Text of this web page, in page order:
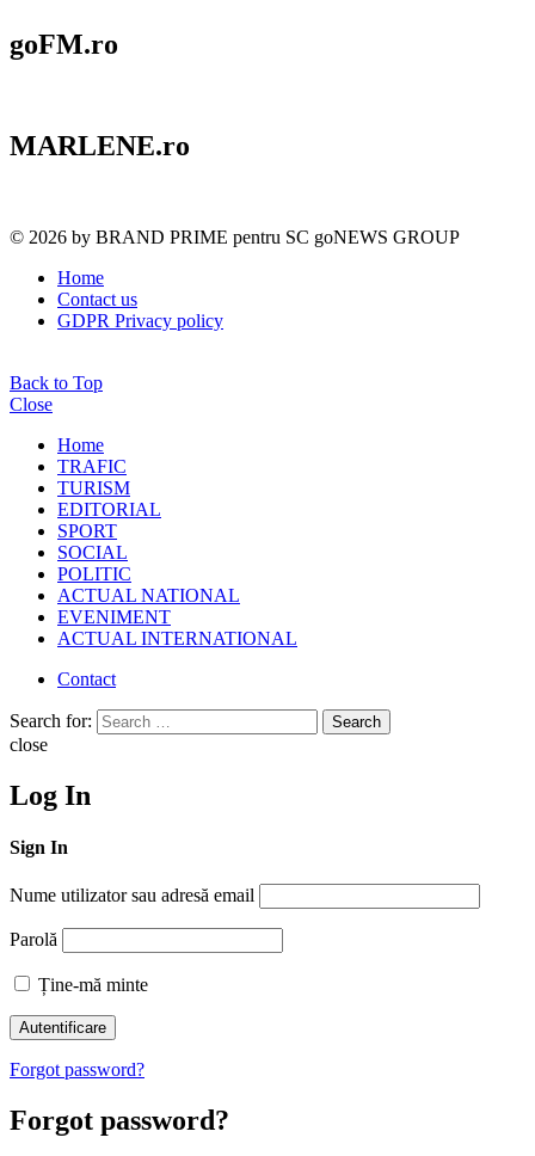
goFM.ro
MARLENE.ro
© 2026 by BRAND PRIME pentru SC goNEWS GROUP
Home
Contact us
GDPR Privacy policy
Back to Top
Close
Home
TRAFIC
TURISM
EDITORIAL
SPORT
SOCIAL
POLITIC
ACTUAL NATIONAL
EVENIMENT
ACTUAL INTERNATIONAL
Contact
Search for: Search
close
Log In
Sign In
Nume utilizator sau adresă email
Parolă
Ține-mă minte
Forgot password?
Forgot password?